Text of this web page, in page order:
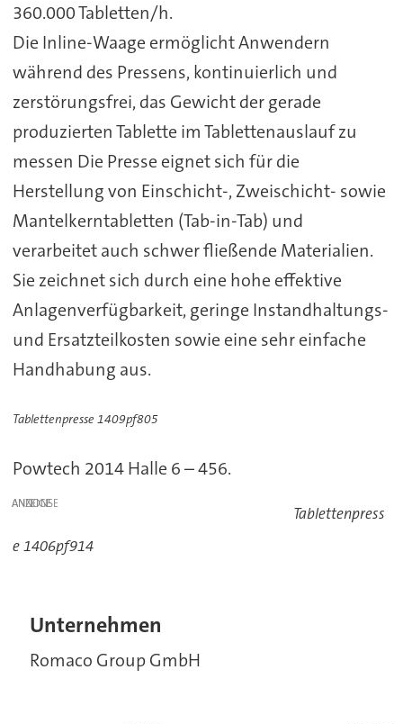
360.000 Tabletten/h.
Die Inline-Waage ermöglicht Anwendern
während des Pressens, kontinuierlich und
zerstörungsfrei, das Gewicht der gerade
produzierten Tablette im Tablettenauslauf zu
messen Die Presse eignet sich für die
Herstellung von Einschicht-, Zweischicht- sowie
Mantelkerntabletten (Tab-in-Tab) und
verarbeitet auch schwer fließende Materialien.
Sie zeichnet sich durch eine hohe effektive
Anlagenverfügbarkeit, geringe Instandhaltungs-
und Ersatzteilkosten sowie eine sehr einfache
Handhabung aus.
Tablettenpresse 1409pf805
Powtech 2014 Halle 6 – 456.
ANZEIGE
Tablettenpress
e 1406pf914
Unternehmen
Romaco Group GmbH